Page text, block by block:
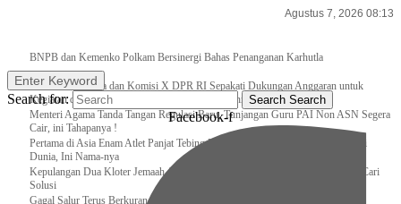
Agustus 7, 2026 08:13
BNPB dan Kemenko Polkam Bersinergi Bahas Penanganan Karhutla
Raker Kemenpora dan Komisi X DPR RI Sepakati Dukungan Anggaran untuk
Kegiatan dan Program Prioritas Pemuda dan Olahraga
Menteri Agama Tanda Tangan Regulasi Baru, Tunjangan Guru PAI Non ASN Segera
Cair, ini Tahapanya !
Pertama di Asia Enam Atlet Panjat Tebing Indonesia Taklukkan Tebing Tertinggi
Dunia, Ini Nama-nya
Kepulangan Dua Kloter Jemaah Asal Surabaya Tertunda, Kemenag Upayakan Cari
Solusi
Gagal Salur Terus Berkurang, Gus Ipul: 405 Ribu Lebih Bansos Cair
Enter Keyword
Search for: Search Search
Facebook-f